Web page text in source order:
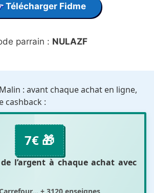
Télécharger Fidme
parrain : NULAZF
: avant chaque achat en ligne,
cashback :
7€ 🎁
l’argent à chaque achat avec
+ 3120 enseignes